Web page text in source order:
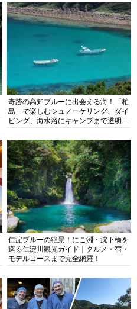
奇跡の高知ブルーに出会える海！「柏
島」で楽しむシュノーケリング、ダイ
ビング、海水浴にキャンプまで透明度
仁淀ブルーの絶景！にこ淵・沈下橋を
巡る仁淀川観光ガイド｜グルメ・宿・
モデルコースまで完全網羅！